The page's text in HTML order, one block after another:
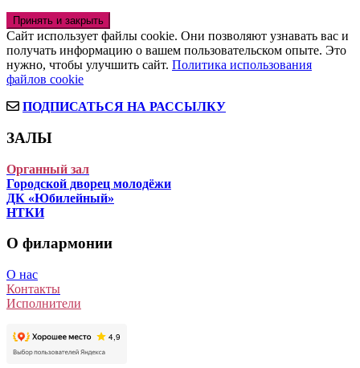
Сайт использует файлы cookie. Они позволяют узнавать вас и
получать информацию о вашем пользовательском опыте. Это
нужно, чтобы улучшить сайт. Политика использования
файлов cookie
ПОДПИСАТЬСЯ НА РАССЫЛКУ
ЗАЛЫ
Органный зал
Городской дворец молодёжи
ДК «Юбилейный»
НТКИ
О филармонии
О нас
Контакты
Исполнители